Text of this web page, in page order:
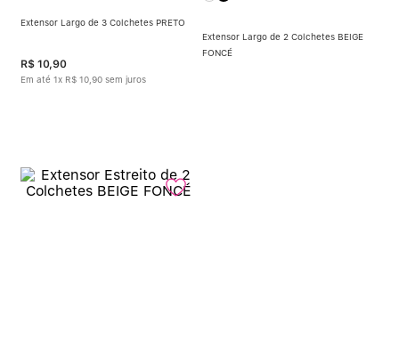
Extensor Largo de 3 Colchetes PRETO
R$ 10,90
Em até 1x R$ 10 90 sem juros
Extensor Largo de 2 Colchetes BEIGE
FONCÉ